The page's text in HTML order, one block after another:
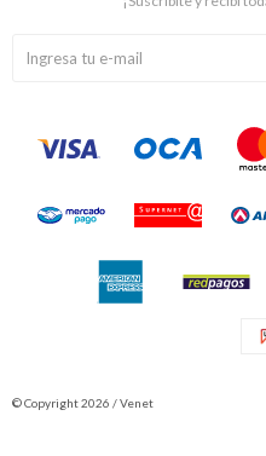
© Copyright 2026 / Venet